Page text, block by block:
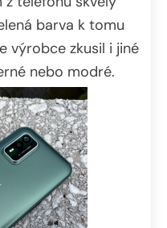
barva k tomu
výrobce zkusil i jiné
nebo modré.